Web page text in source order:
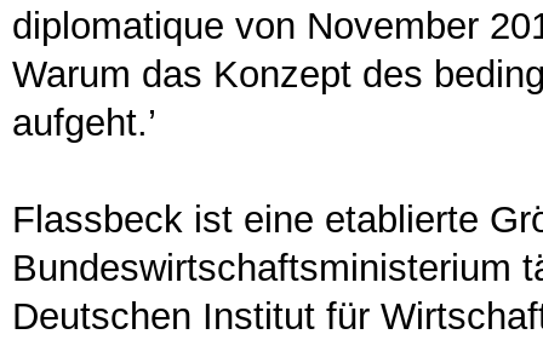
diplomatique von November
Warum das Konzept des
aufgeht.’
Flassbeck ist eine etablierte
Bundeswirtschaftsministerium
Deutschen Institut für